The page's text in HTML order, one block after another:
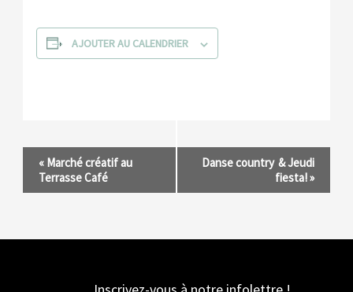
AJOUTER AU CALENDRIER
Navigation
Évènement
« Marché créatif au
Terrasse Café
Danse country & Jeudi
fiesta!»